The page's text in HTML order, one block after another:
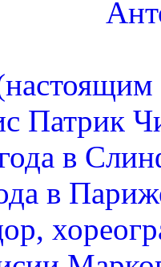
Патрик
в
в